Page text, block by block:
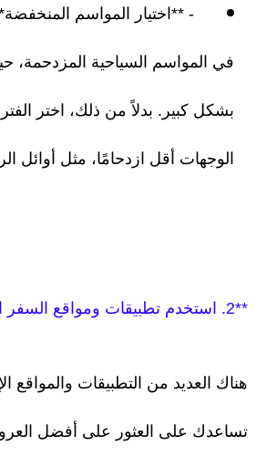
- **اختيار المواسم
في المواسم السياحية المزدحمة،
بشكل كبير. بدلاً من ذلك، اختر
الوجهات أقل ازدحامًا، مثل أوائل
**2. استخدم تطبيقات ومواقع السفر الذكية**
هناك العديد من التطبيقات والمواقع
تساعدك على العثور على أفضل